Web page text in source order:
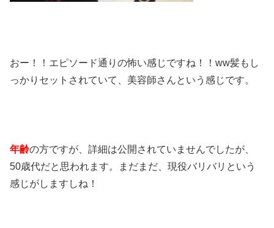
おー！！エピソード通りの怖い感じですね！！ww髪もし
っかりセットされていて、美容師さんという感じです。
年齢の方ですが、詳細は公開されていませんでしたが、
50歳代だと思われます。まだまだ、現役バリバリという
感じがしますしね！